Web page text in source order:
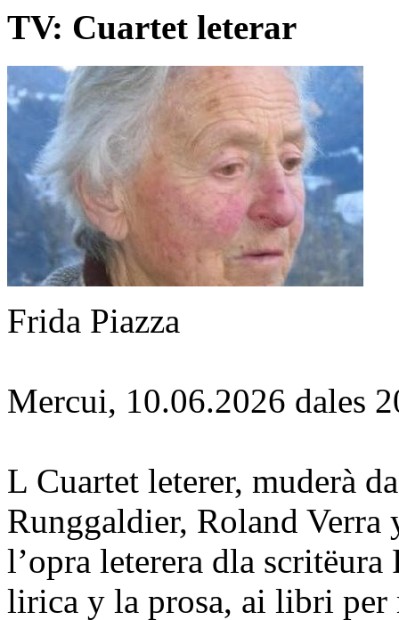
TV: Cuartet leterar
Frida Piazza
Mercui, 10.06.2026 dales
L Cuartet leterer, muderà
Runggaldier, Roland Verra
l’opra leterera dla
lirica y la prosa, ai libri per